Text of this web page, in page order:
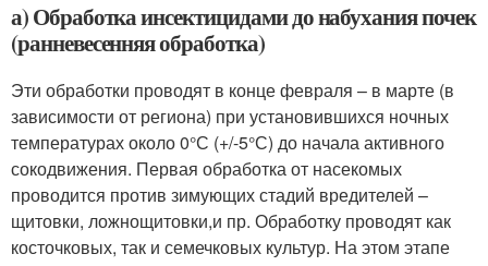
а) Обработка инсектицидами до набухания почек
(ранневесенняя обработка)
Эти обработки проводят в конце февраля – в марте (в
зависимости от региона) при установившихся ночных
температурах около 0°С (+/-5°С) до начала активного
сокодвижения. Первая обработка от насекомых
проводится против зимующих стадий вредителей –
щитовки, ложнощитовки,и пр. Обработку проводят как
косточковых, так и семечковых культур. На этом этапе